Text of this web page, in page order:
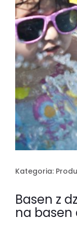
Kategoria:
Basen z
na basen